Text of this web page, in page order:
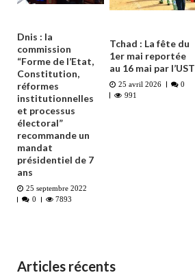
Dnis : la
commission
“Forme de l’Etat,
Constitution,
réformes
institutionnelles
et processus
électoral”
recommande un
mandat
présidentiel de 7
ans
25 septembre 2022
0
7893
Tchad : La fête du
1er mai reportée
au 16 mai par l’UST
25 avril 2026
0
991
Articles récents